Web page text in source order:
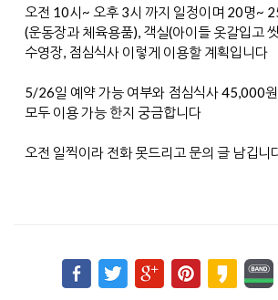
오전 10시~ 오후 3시 까지 일정이며 20명~
(운동장과 체육용품), 객실(아이들 옷갈입고
수영장, 점심식사 이렇게 이용할 계획입니다
5/26일 예약 가능 여부와 점심식사 45,000
모두 이용 가능 한지 궁금합니다
오전 일찍이라 전화 못드리고 문의 글 남깁니